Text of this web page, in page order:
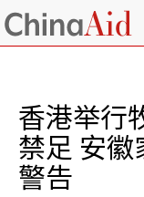
香港举行
禁足 安
警告